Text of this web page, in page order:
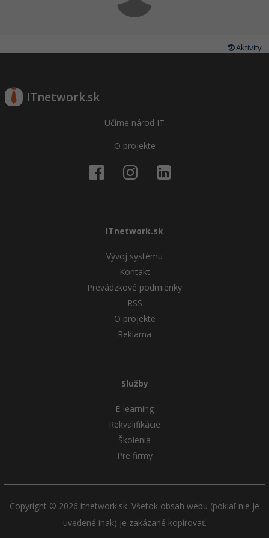
Aktivity
ITnetwork.sk
Učíme národ IT
O projekte
ITnetwork.sk
Vývoj systému
Kontakt
Prevádzkové podmienky
RSS
O projekte
Reklama
Služby
E-learning
Rekvalifikácie
Školenia
Pre firmy
Copyright © 2026 itnetwork.sk. Všetok obsah webu (pokiaľ nie je
uvedené inak) je zakázané kopírovať.